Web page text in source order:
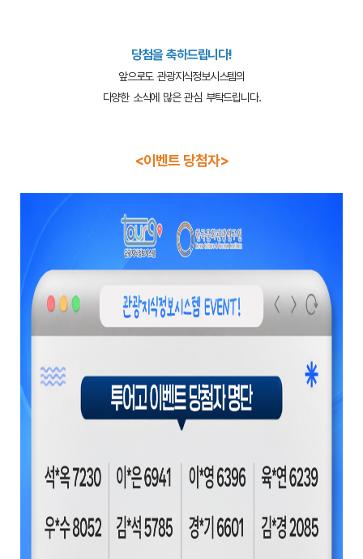
당첨을 축하드립니다!
앞으로도 관광지식정보시스템의
다양한 소식에 많은 관심 부탁드립니다.
<이벤트 당첨자>